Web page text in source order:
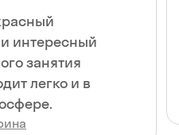
интересный
занятия
легко и в